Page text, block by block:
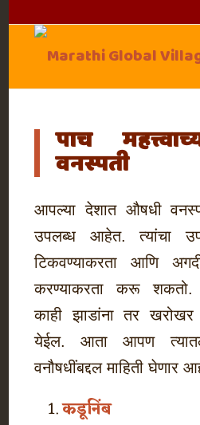
पाच
वनस्पती
आपल्या देशात औषधी
उपलब्ध आहेत. त्यांचा
टिकवण्याकरता आणि
करण्याकरता करू शकतो.
काही झाडांना तर खरोखर
येईल. आता आपण
वनौषधींबद्दल माहिती घेणार
कडूनिंब